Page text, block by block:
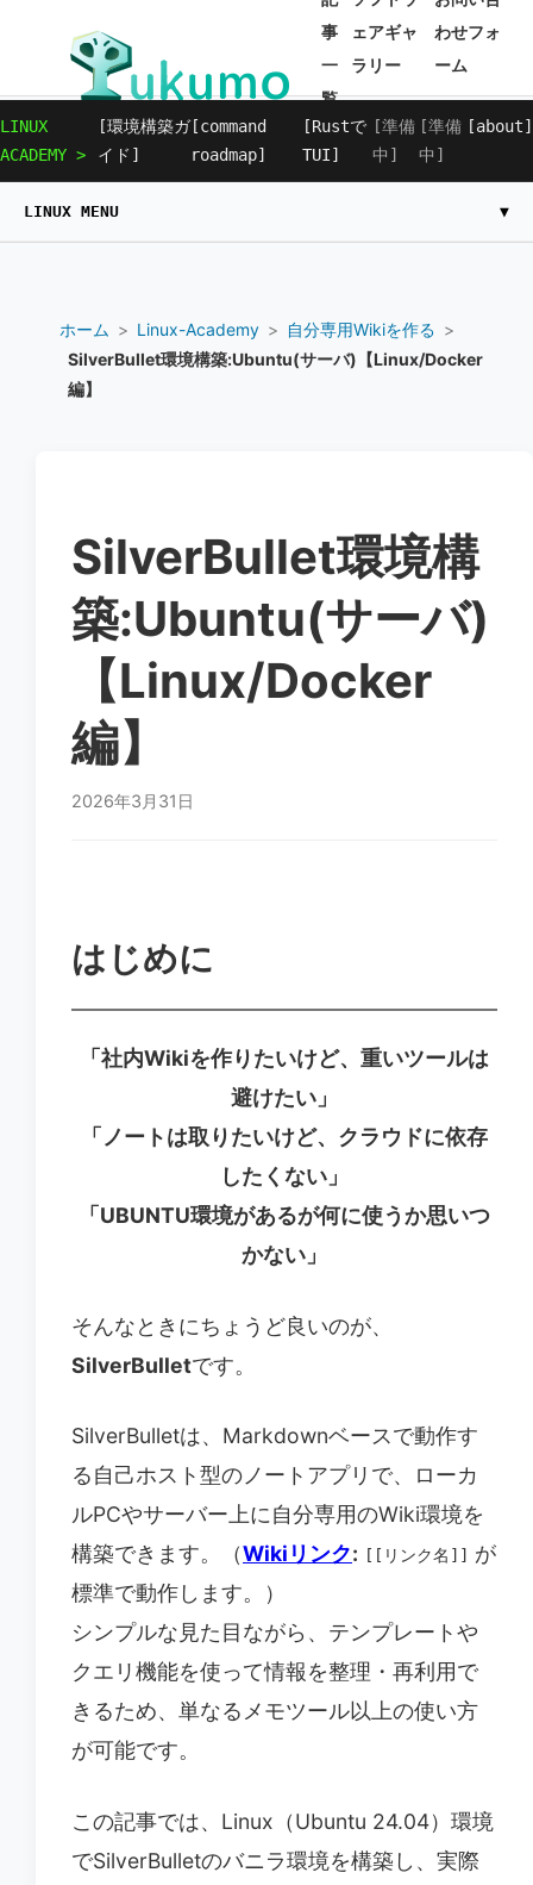
事
一
覧
ェアギャ
ラリー
わせフォ
ーム
LINUX
ACADEMY >
[環境構築ガ
イド]
[command
roadmap]
[Rustで
TUI]
[準備
中]
[準備
中]
[about]
LINUX MENU ▼
├──環境構築ガイド
└──Linux Commands 入門
#calculator #CLI #commands
#deep-learning-env #Docker #dotfiles
#Editor #file-management #github #gpu
#navigation
#Server-Blueprint
ホーム > Linux-Academy > 自分専用Wikiを作る >
SilverBullet環境構築:Ubuntu(サーバ)【Linux/Docker
編】
SilverBullet環境構
築:Ubuntu(サーバ)
【Linux/Docker
編】
2026年3月31日
はじめに
「社内Wikiを作りたいけど、重いツールは
避けたい」
「ノートは取りたいけど、クラウドに依存
したくない」
「UBUNTU環境があるが何に使うか思いつ
かない」
そんなときにちょうど良いのが、
SilverBulletです。
SilverBulletは、Markdownベースで動作す
る自己ホスト型のノートアプリで、ローカ
ルPCやサーバー上に自分専用のWiki環境を
構築できます。（Wikiリンク: [[リンク名]]
が
標準で動作します。）
シンプルな見た目ながら、テンプレートや
クエリ機能を使って情報を整理・再利用で
きるため、単なるメモツール以上の使い方
が可能です。
この記事では、Linux（Ubuntu 24.04）環境
でSilverBulletのバニラ環境を構築し、実際